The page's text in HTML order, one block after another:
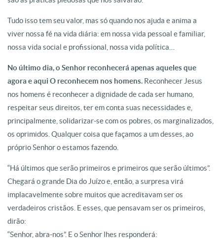
Tudo isso tem seu valor, mas só quando nos ajuda e anima a
viver nossa fé na vida diária: em nossa vida pessoal e familiar,
nossa vida social e profissional, nossa vida política…
No último dia, o Senhor reconhecerá apenas aqueles que
agora e aqui O reconhecem nos homens. Reconhecer Jesus
nos homens é reconhecer a dignidade de cada ser humano,
respeitar seus direitos, ter em conta suas necessidades e,
principalmente, solidarizar-se com os pobres, os marginalizados,
os oprimidos. Qualquer coisa que façamos a um desses, ao
próprio Senhor o estamos fazendo.
“Há últimos que serão primeiros e primeiros que serão últimos”.
Chegará o grande Dia do Juízo e, então, a surpresa virá
implacavelmente sobre muitos que acreditavam ser os
verdadeiros cristãos. E esses, que pensavam ser os primeiros,
dirão:
“Senhor, abra-nos”. E o Senhor lhes responderá: